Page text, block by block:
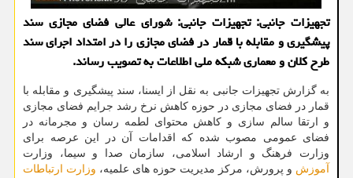
تجهیزات جانبی: تجهیزات جانبی: شورای عالی فضای مجازی سند
پیشگیری و مقابله با قمار در فضای مجازی را در امتداد اجرای سند
طرح کلان و معماری شبکه ملی اطلاعات به تصویب رساند.
به گزارش تجهیزات جانبی به نقل از ایسنا، سند پیشگیری و مقابله با
قمار در فضای مجازی در حوزه کاهش نرخ رشد جرایم فضای مجازی
و ارتقا سالم سازی و کاهش محتوای لطمه رسان و مجرمانه در
فضای عمومی مصوب شده که اقدامات آن در این عرصه برای
وزارت فرهنگ و ارشاد اسلامی، سازمان صدا و سیما، وزارت
آموزش و پرورش، مرکز مدیریت حوزه های علمیه، وزارت ارتباطات